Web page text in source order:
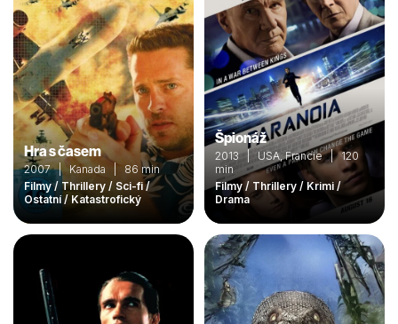
Hra s časem
2007 | Kanada | 86 min
Filmy / Thrillery / Sci-fi /
Ostatní / Katastrofický
Špionáž
2013 | USA, Francie | 120
min
Filmy / Thrillery / Krimi /
Drama